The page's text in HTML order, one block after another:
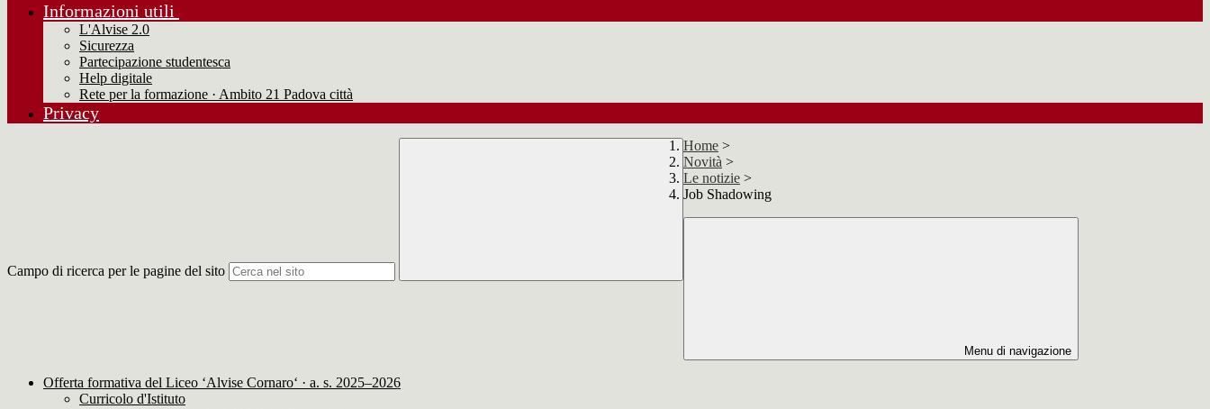
Informazioni utili
L'Alvise 2.0
Sicurezza
Partecipazione studentesca
Help digitale
Rete per la formazione · Ambito 21 Padova città
Privacy
Campo di ricerca per le pagine del sito
Home >
Novità >
Le notizie >
Job Shadowing
Menu di navigazione
Offerta formativa del Liceo ‘Alvise Cornaro‘ · a. s. 2025–2026
Curricolo d'Istituto